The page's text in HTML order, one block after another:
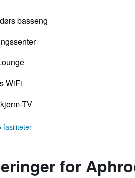
basseng
WiFi
TV
fasiliteter
for